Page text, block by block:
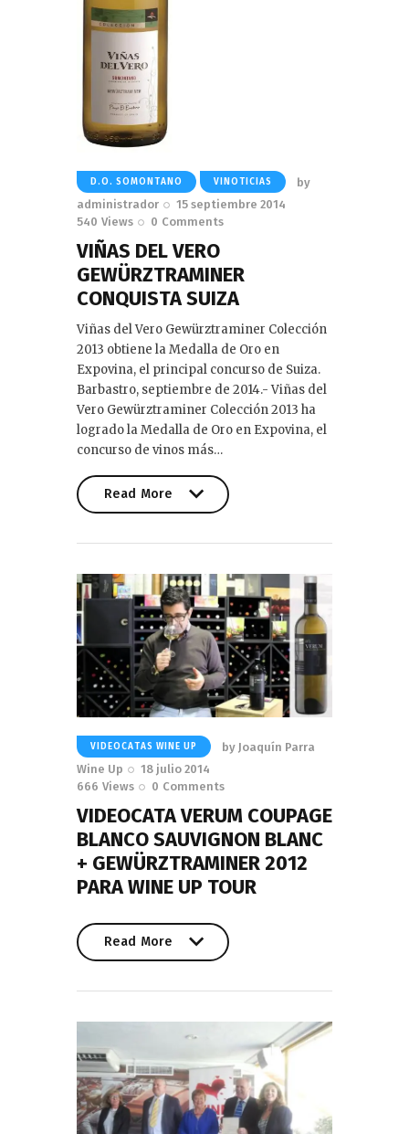
D.O. SOMONTANO VINOTICIAS
by
administrador
15 septiembre 2014
540 Views 0 Comments
VIÑAS DEL VERO
GEWÜRZTRAMINER
CONQUISTA SUIZA
Viñas del Vero Gewürztraminer Colección
2013 obtiene la Medalla de Oro en
Expovina, el principal concurso de Suiza.
Barbastro, septiembre de 2014.- Viñas del
Vero Gewürztraminer Colección 2013 ha
logrado la Medalla de Oro en Expovina, el
concurso de vinos más…
Read More
VIDEOCATAS WINE UP by Joaquín Parra
Wine Up
18 julio 2014
666 Views 0 Comments
VIDEOCATA VERUM COUPAGE
BLANCO SAUVIGNON BLANC
+ GEWÜRZTRAMINER 2012
PARA WINE UP TOUR
Read More